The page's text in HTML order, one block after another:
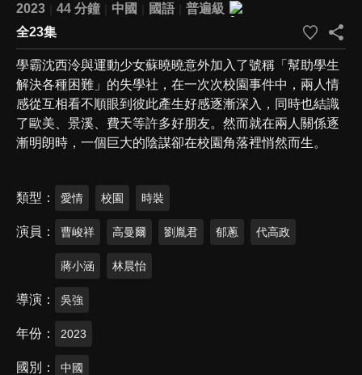
2023
44 分鐘 中國 國語
普遍級
全23集
學霸沈西泠與運動少女蘇曉曉意外加入了號稱「幫助學生
解決各種困難」的失學社，在一次次校園事件中，兩人情
感從互相看不順眼到彼此產生好感逐漸深入，同時也結識
了歐美、景溪、費天等許多好朋友。然而就在兩人關係逐
漸明朗時，一個巨大的陰謀卻在校園角落裡悄然而生。
類型 愛情 校園 時裝
演員 曹峻祥 高曼爾 劉胤君 郁蔥 代高政
蔣小涵 林晨怡
導演 吳強
年份 2023
國別 中國